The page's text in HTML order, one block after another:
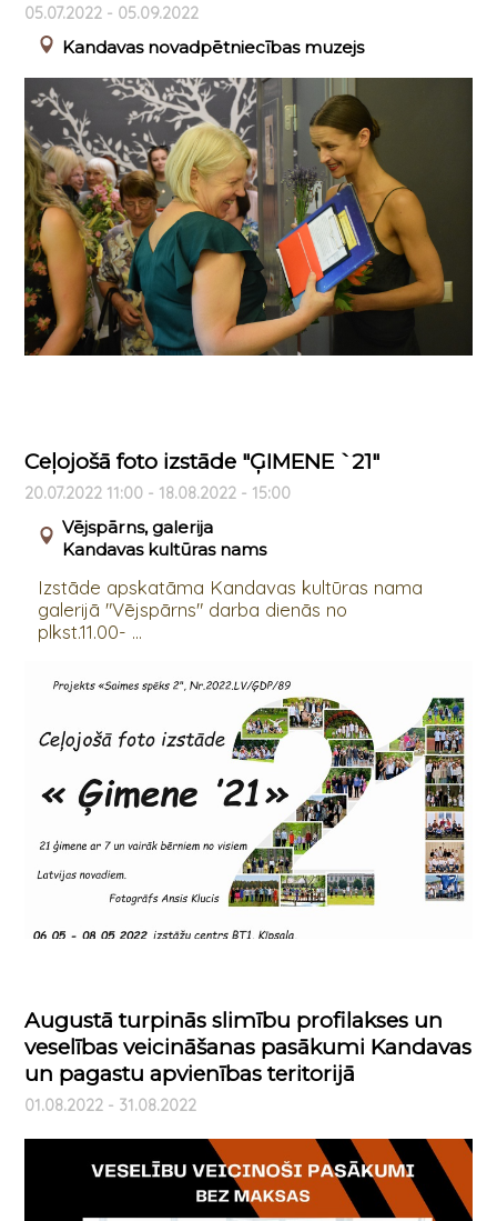
05.07.2022 - 05.09.2022
Kandavas novadpētniecības muzejs
Ceļojošā foto izstāde "ĢIMENE `21"
20.07.2022 11:00 - 18.08.2022 - 15:00
Vējspārns, galerija
Kandavas kultūras nams
Izstāde apskatāma Kandavas kultūras nama
galerijā "Vējspārns" darba dienās no
plkst.11.00- ...
Augustā turpinās slimību profilakses un
veselības veicināšanas pasākumi Kandavas
un pagastu apvienības teritorijā
01.08.2022 - 31.08.2022